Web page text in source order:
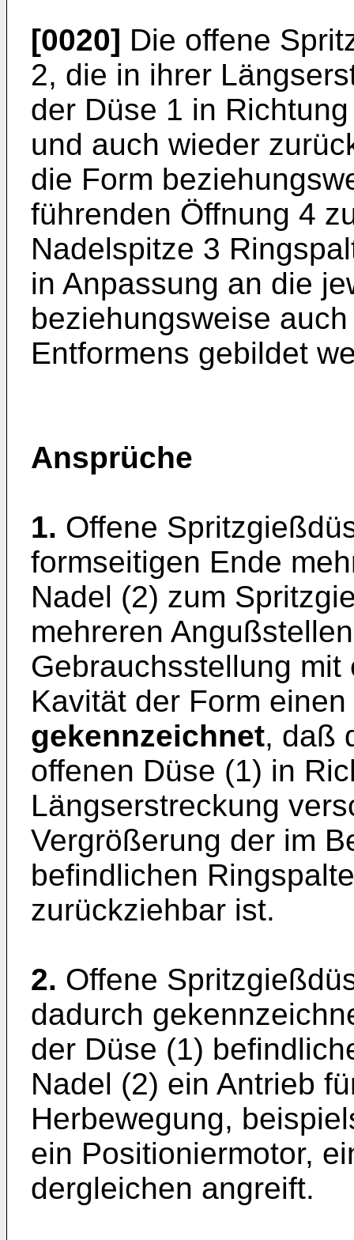
[0020] Die offene
2, die in ihrer
der Düse 1 in
und auch wieder
die Form
führenden Öffnung 4
Nadelspitze 3
in Anpassung an die
beziehungsweise
Entformens gebildet
Ansprüche
1. Offene
formseitigen Ende
Nadel (2) zum
mehreren
Gebrauchsstellung
Kavität der Form
gekennzeichnet, daß
offenen Düse (1) in
Längserstreckung
Vergrößerung der im
befindlichen
zurückziehbar ist.
2. Offene
dadurch
der Düse (1)
Nadel (2) ein Antrieb
Herbewegung,
ein Positioniermotor,
dergleichen angreift.